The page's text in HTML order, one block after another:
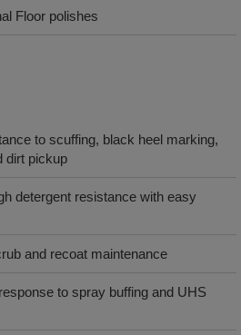
Floor polishes
to scuffing, black heel marking,
dirt pickup
detergent resistance with easy
and recoat maintenance
to spray buffing and UHS